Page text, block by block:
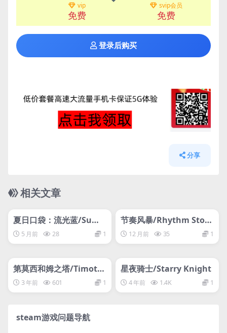
vip
免费
svip会员
免费
登录后购买
分享
相关文章
网盘下载游戏
夏日口袋：流光蓝/Sum
mer Pockets REFLECTI
ON BLUE
5 月前 28 1
网盘下载游戏
节奏风暴/Rhythm Stor
m 12 月前 35 1
网盘下载游戏
第莫西和姆之塔/Timoth
y and the Tower of Mu
3 年前 601 1
网盘下载游戏
星夜骑士/Starry Knight
4 年前 1.4K 1
steam游戏问题导航